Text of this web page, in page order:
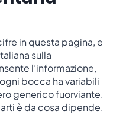
in questa pagina, e
sulla
l’informazione,
bocca ha variabili
generico fuorviante.
è da cosa dipende.